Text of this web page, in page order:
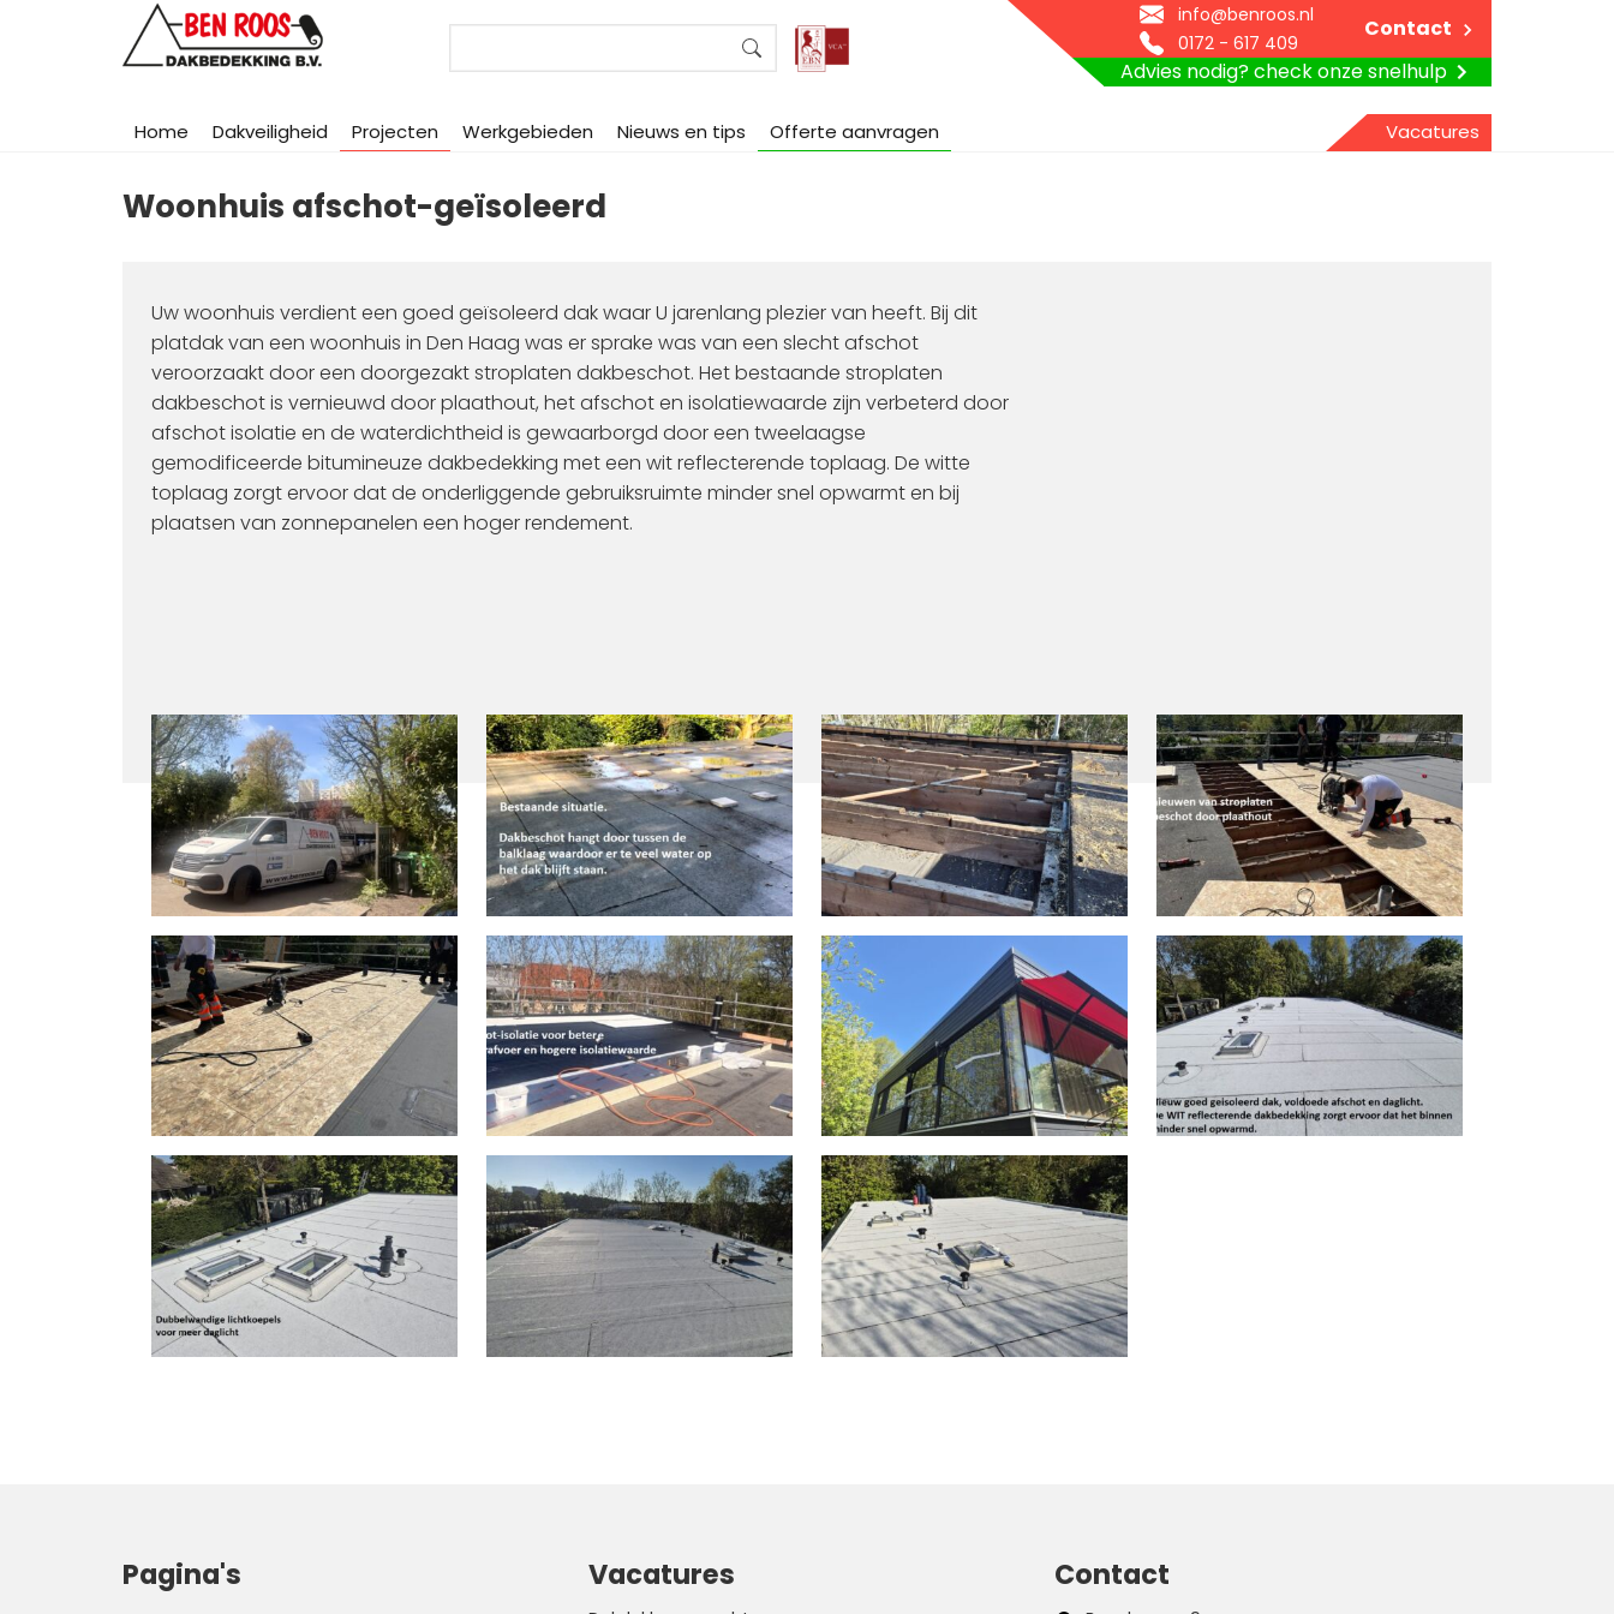
Search
info@benroos.nl
0172 - 617 409
Contact
Advies nodig? check onze snelhulp
Home Dakveiligheid Projecten Werkgebieden Nieuws en tips Offerte aanvragen Vacatures
Woonhuis afschot-geïsoleerd
Uw woonhuis verdient een goed geïsoleerd dak waar U jarenlang plezier van heeft. Bij dit
platdak van een woonhuis in Den Haag was er sprake was van een slecht afschot
veroorzaakt door een doorgezakt stroplaten dakbeschot. Het bestaande stroplaten
dakbeschot is vernieuwd door plaathout, het afschot en isolatiewaarde zijn verbeterd door
afschot isolatie en de waterdichtheid is gewaarborgd door een tweelaagse
gemodificeerde bitumineuze dakbedekking met een wit reflecterende toplaag. De witte
toplaag zorgt ervoor dat de onderliggende gebruiksruimte minder snel opwarmt en bij
plaatsen van zonnepanelen een hoger rendement.
Pagina's Vacatures Contact